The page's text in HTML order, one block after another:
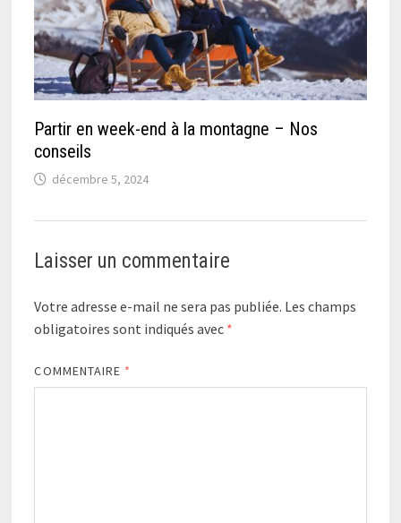
Partir en week-end à la montagne – Nos
conseils
décembre 5, 2024
Laisser un commentaire
Votre adresse e-mail ne sera pas publiée. Les champs
obligatoires sont indiqués avec *
COMMENTAIRE *